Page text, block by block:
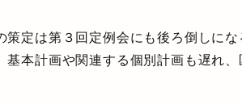
定は第３回定例会にも後ろ倒しにな
本計画や関連する個別計画も遅れ、